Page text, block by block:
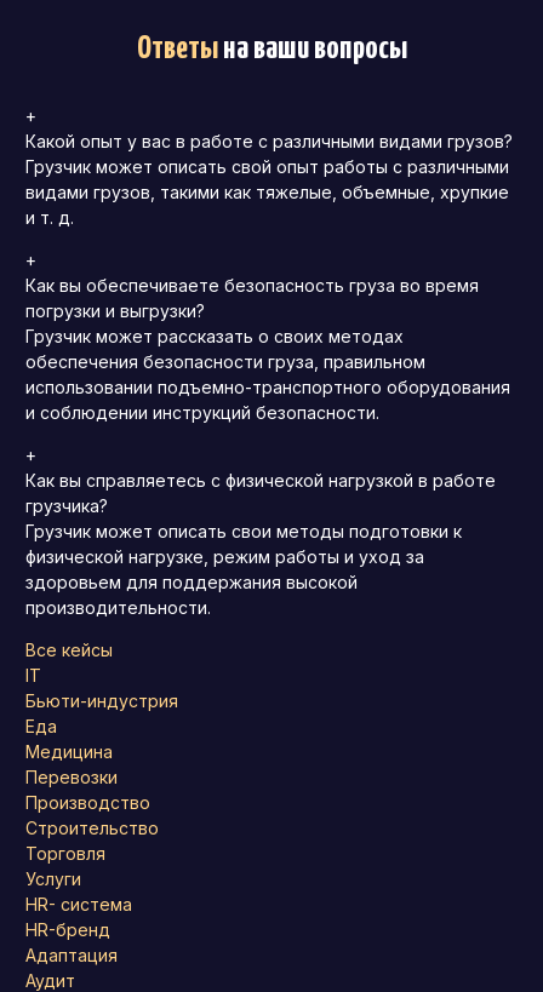
Ответына ваши вопросы
+
Какой опыт у вас в работе с различными видами грузов?
Грузчик может описать свой опыт работы с различными
видами грузов, такими как тяжелые, объемные, хрупкие
и т. д.
+
Как вы обеспечиваете безопасность груза во время
погрузки и выгрузки?
Грузчик может рассказать о своих методах
обеспечения безопасности груза, правильном
использовании подъемно-транспортного оборудования
и соблюдении инструкций безопасности.
+
Как вы справляетесь с физической нагрузкой в работе
грузчика?
Грузчик может описать свои методы подготовки к
физической нагрузке, режим работы и уход за
здоровьем для поддержания высокой
производительности.
Все кейсы
IT
Бьюти-индустрия
Еда
Медицина
Перевозки
Производство
Строительство
Торговля
Услуги
HR- система
HR-бренд
Адаптация
Аудит